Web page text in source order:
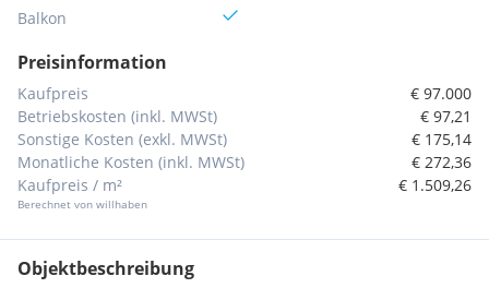
Balkon
Preisinformation
Kaufpreis
€ 97.000
Betriebskosten (inkl. MWSt)
€ 97,21
Sonstige Kosten (exkl. MWSt)
€ 175,14
Monatliche Kosten (inkl. MWSt)
€ 272,36
Kaufpreis / m²
Berechnet von willhaben
€ 1.509,26
Objektbeschreibung